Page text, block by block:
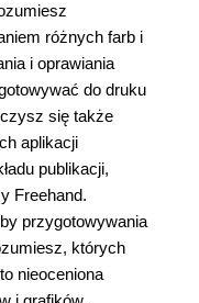
różnych farb i
i oprawiania
do druku
się także
aplikacji
publikacji,
Freehand.
przygotowywania
których
nieoceniona